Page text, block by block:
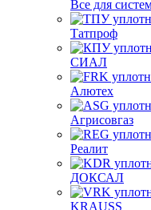
Все для
Татпроф
СИАЛ
Алютех
Агрисовгаз
Реалит
ДОКСАЛ
KRAUSS